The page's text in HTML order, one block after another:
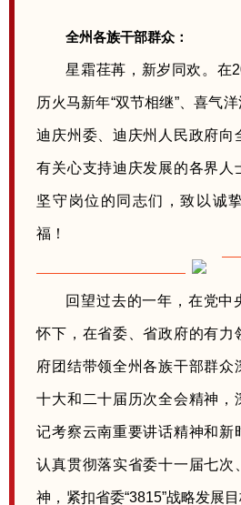
全州各族干部群众：
星霜荏苒，新岁同欢。在
历火马新年“双节相继”、喜气
迪庆州委、迪庆州人民政府向
有关心支持迪庆发展的各界人
坚守岗位的同志们，致以诚
福！
回望过去的一年，在党中
怀下，在省委、省政府的有力
府团结带领全州各族干部群众
十大和二十届历次全会精神，
记考察云南重要讲话精神和新
认真贯彻落实省委十一届七次
神，紧扣省委“3815”战略发展